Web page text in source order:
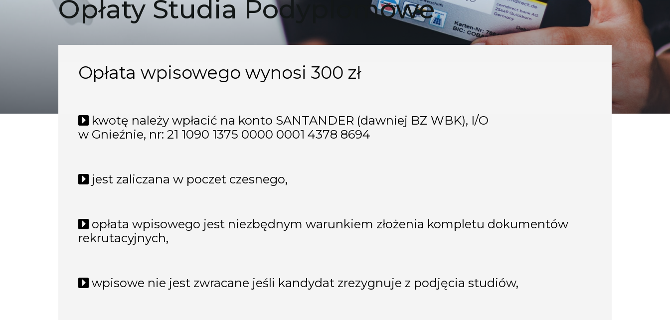
Opłaty Studia Podyplomowe
Opłata wpisowego wynosi 300 zł
kwotę należy wpłacić na konto SANTANDER (dawniej BZ WBK), I/O
w Gnieźnie, nr: 21 1090 1375 0000 0001 4378 8694
jest zaliczana w poczet czesnego,
opłata wpisowego jest niezbędnym warunkiem złożenia kompletu dokumentów
rekrutacyjnych,
wpisowe nie jest zwracane jeśli kandydat zrezygnuje z podjęcia studiów,